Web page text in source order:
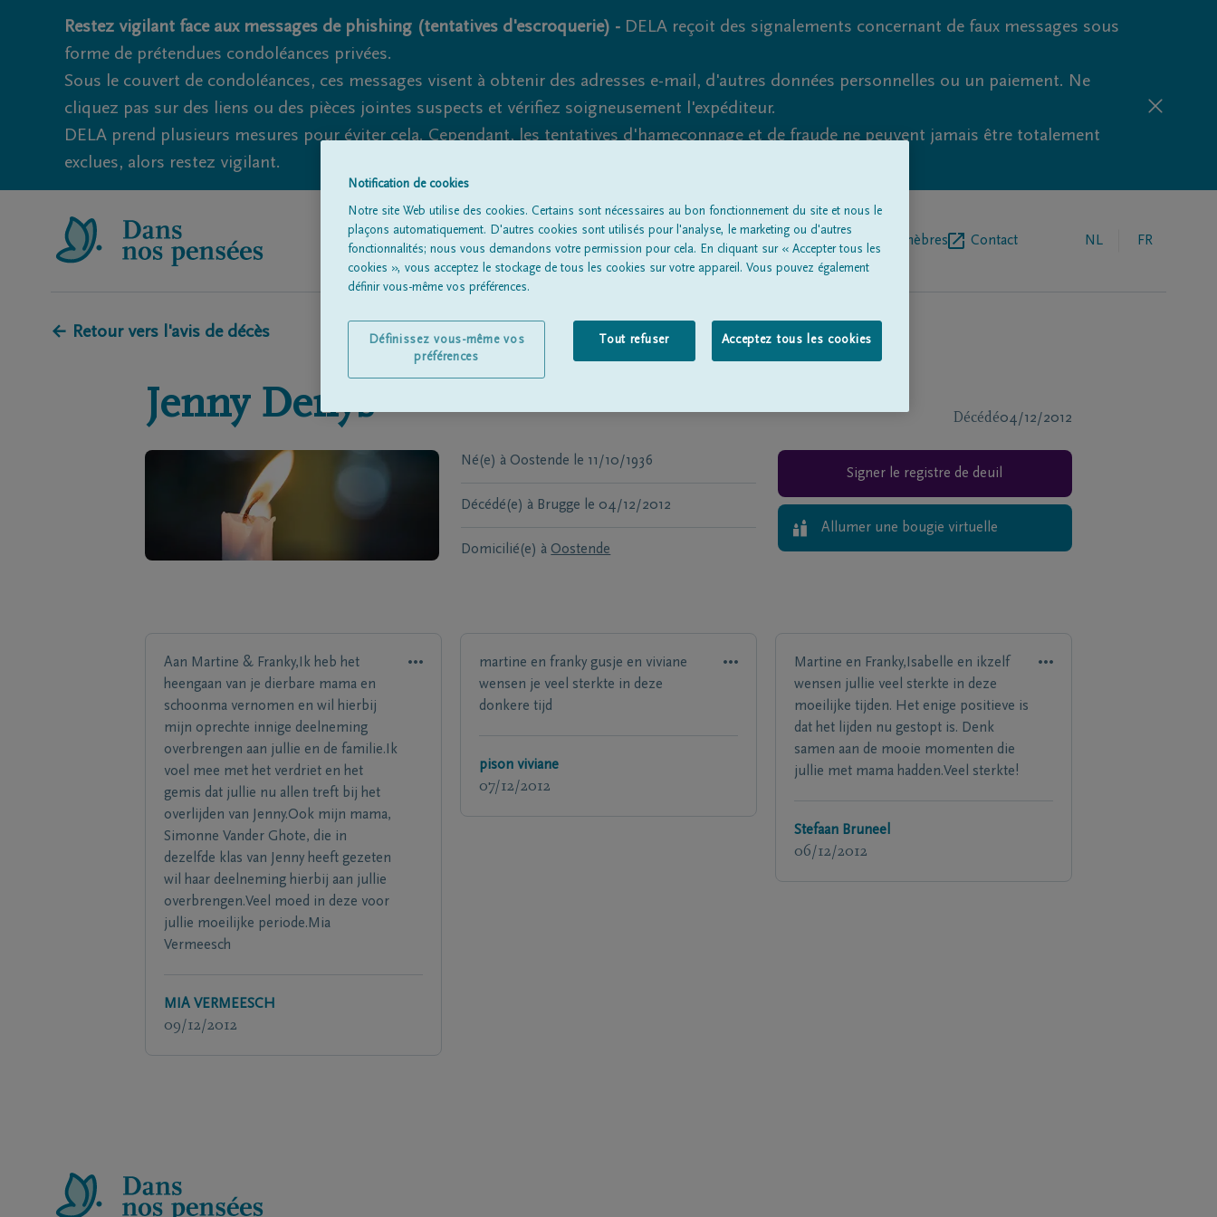
Restez vigilant face aux messages de phishing (tentatives d'escroquerie) - DELA reçoit des signalements concernant de faux messages sous
forme de prétendues condoléances privées.
Sous le couvert de condoléances, ces messages visent à obtenir des adresses e-mail, d'autres données personnelles ou un paiement. Ne
cliquez pas sur des liens ou des pièces jointes suspects et vérifiez soigneusement l'expéditeur.
DELA prend plusieurs mesures pour éviter cela. Cependant, les tentatives d'hameçonnage et de fraude ne peuvent jamais être totalement
exclues, alors restez vigilant.
Tous les avis de décès À propos de nous Entrepreneur de pompes funèbres Contact NL FR
← Retour vers l'avis de décès
Jenny Denys Décédé04/12/2012
Né(e) à Oostende le 11/10/1936
Décédé(e) à Brugge le 04/12/2012
Domicilié(e) à Oostende
Signer le registre de deuil
Allumer une bougie virtuelle
Aan Martine & Franky,Ik heb het
heengaan van je dierbare mama en
schoonma vernomen en wil hierbij
mijn oprechte innige deelneming
overbrengen aan jullie en de familie.Ik
voel mee met het verdriet en het
gemis dat jullie nu allen treft bij het
overlijden van Jenny.Ook mijn mama,
Simonne Vander Ghote, die in
dezelfde klas van Jenny heeft gezeten
wil haar deelneming hierbij aan jullie
overbrengen.Veel moed in deze voor
jullie moeilijke periode.Mia
Vermeesch
MIA VERMEESCH
09/12/2012
martine en franky gusje en viviane
wensen je veel sterkte in deze
donkere tijd
pison viviane
07/12/2012
Martine en Franky,Isabelle en ikzelf
wensen jullie veel sterkte in deze
moeilijke tijden. Het enige positieve is
dat het lijden nu gestopt is. Denk
samen aan de mooie momenten die
jullie met mama hadden.Veel sterkte!
Stefaan Bruneel
06/12/2012
Notification de cookies
Notre site Web utilise des cookies. Certains sont nécessaires au bon fonctionnement du site et nous le
plaçons automatiquement. D'autres cookies sont utilisés pour l'analyse, le marketing ou d'autres
fonctionnalités; nous vous demandons votre permission pour cela. En cliquant sur « Accepter tous les
cookies », vous acceptez le stockage de tous les cookies sur votre appareil. Vous pouvez également
définir vous-même vos préférences.
Tout refuser Acceptez tous les cookies
Définissez vous-même vos
préférences